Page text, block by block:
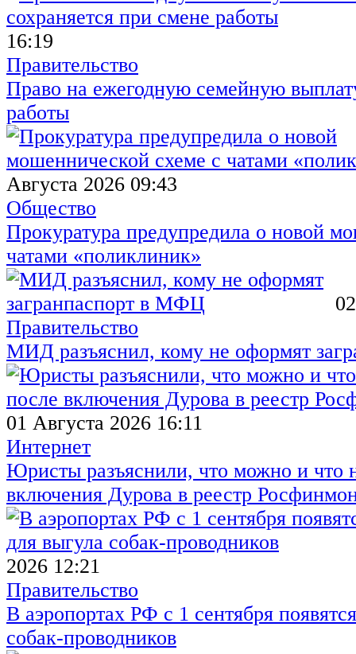
16:19
Правительство
Право на ежегодную семейную
работы
Августа 2026 09:43
Общество
Прокуратура предупредила о новой
чатами «поликлиник»
Правительство
МИД разъяснил, кому не оформят
01 Августа 2026 16:11
Интернет
Юристы разъяснили, что можно и что
включения Дурова в реестр
2026 12:21
Правительство
В аэропортах РФ с 1 сентября
собак-проводников